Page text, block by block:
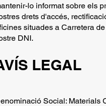
lo informat sobre els
drets d'accés,
situades a Carretera
DNI.
LEGAL
Social: Materials